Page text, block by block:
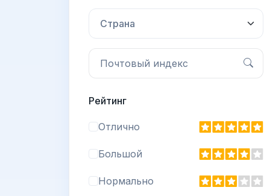
Страна
Рейтинг
Отлично
Большой
Нормально